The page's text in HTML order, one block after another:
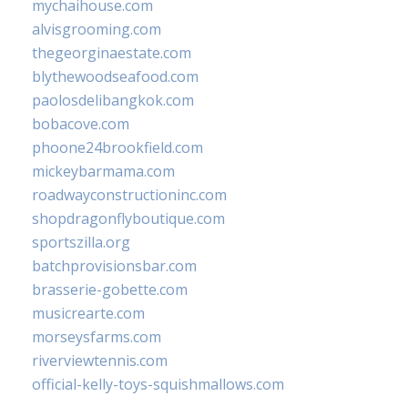
mychaihouse.com
alvisgrooming.com
thegeorginaestate.com
blythewoodseafood.com
paolosdelibangkok.com
bobacove.com
phoone24brookfield.com
mickeybarmama.com
roadwayconstructioninc.com
shopdragonflyboutique.com
sportszilla.org
batchprovisionsbar.com
brasserie-gobette.com
musicrearte.com
morseysfarms.com
riverviewtennis.com
official-kelly-toys-squishmallows.com